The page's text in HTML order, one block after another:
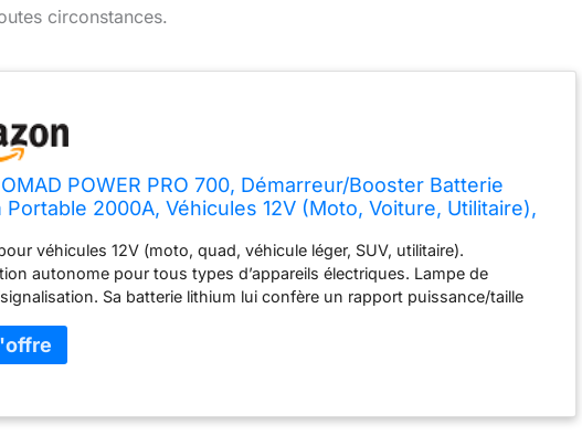
circonstances.
POWER PRO 700, Démarreur/Booster Batterie
Portable 2000A, Véhicules 12V (Moto, Voiture, Utilitaire),
LCD
véhicules 12V (moto, quad, véhicule léger, SUV, utilitaire).
autonome pour tous types d’appareils électriques. Lampe de
Sa batterie lithium lui confère un rapport puissance/taille
tablette, GPS, etc.